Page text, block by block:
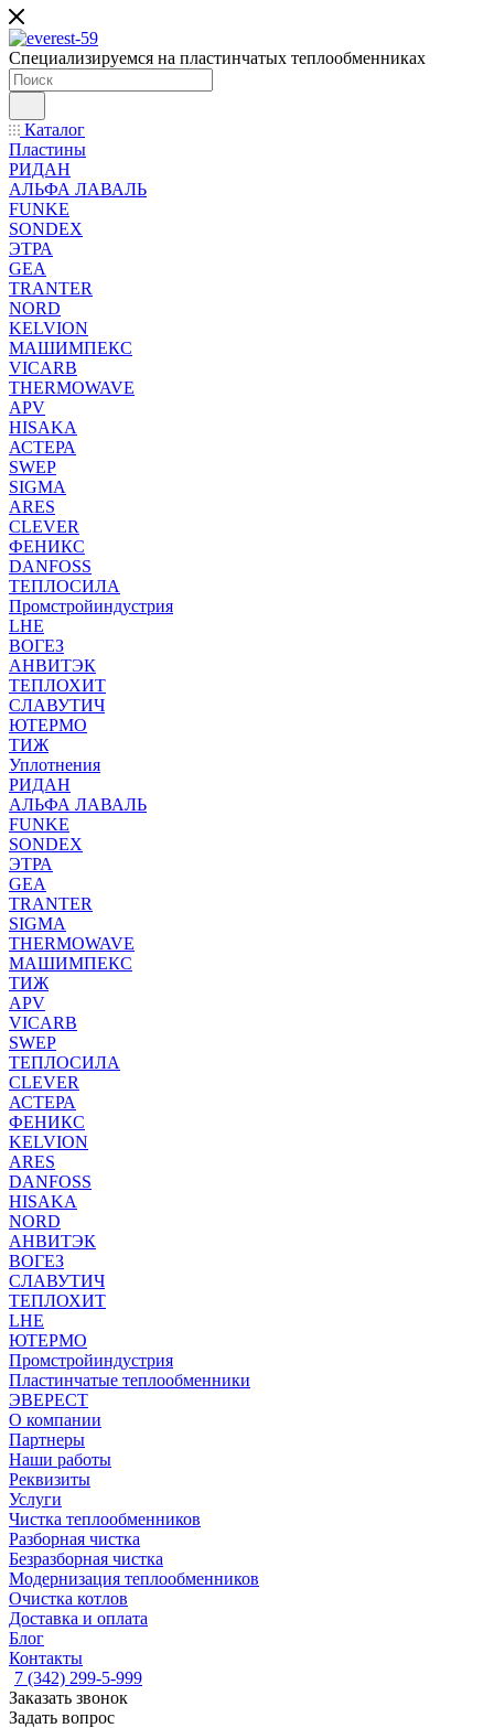
Специализируемся на пластинчатых теплообменниках
Каталог
Пластины
РИДАН
АЛЬФА ЛАВАЛЬ
FUNKE
SONDEX
ЭТРА
GEA
TRANTER
NORD
KELVION
МАШИМПЕКС
VICARB
THERMOWAVE
APV
HISAKA
АСТЕРА
SWEP
SIGMA
ARES
CLEVER
ФЕНИКС
DANFOSS
ТЕПЛОСИЛА
Промстройиндустрия
LHE
ВОГЕЗ
АНВИТЭК
ТЕПЛОХИТ
СЛАВУТИЧ
ЮТЕРМО
ТИЖ
Уплотнения
РИДАН
АЛЬФА ЛАВАЛЬ
FUNKE
SONDEX
ЭТРА
GEA
TRANTER
SIGMA
THERMOWAVE
МАШИМПЕКС
ТИЖ
APV
VICARB
SWEP
ТЕПЛОСИЛА
CLEVER
АСТЕРА
ФЕНИКС
KELVION
ARES
DANFOSS
HISAKA
NORD
АНВИТЭК
ВОГЕЗ
СЛАВУТИЧ
ТЕПЛОХИТ
LHE
ЮТЕРМО
Промстройиндустрия
Пластинчатые теплообменники
ЭВЕРЕСТ
О компании
Партнеры
Наши работы
Реквизиты
Услуги
Чистка теплообменников
Разборная чистка
Безразборная чистка
Модернизация теплообменников
Очистка котлов
Доставка и оплата
Блог
Контакты
7 (342) 299-5-999
Заказать звонок
Задать вопрос